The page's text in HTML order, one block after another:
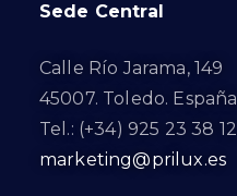
Sede Central
Calle Río Jarama, 149
45007. Toledo. España
Tel.: (+34) 925 23 38 12
marketing@prilux.es